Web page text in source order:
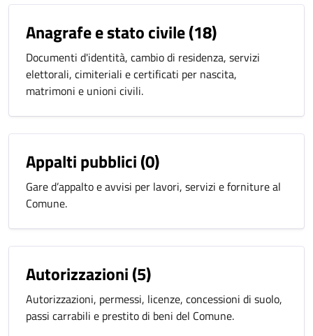
Anagrafe e stato civile(18)
Documenti d'identità, cambio di residenza, servizi
elettorali, cimiteriali e certificati per nascita,
matrimoni e unioni civili.
Appalti pubblici(0)
Gare d’appalto e avvisi per lavori, servizi e forniture al
Comune.
Autorizzazioni(5)
Autorizzazioni, permessi, licenze, concessioni di suolo,
passi carrabili e prestito di beni del Comune.